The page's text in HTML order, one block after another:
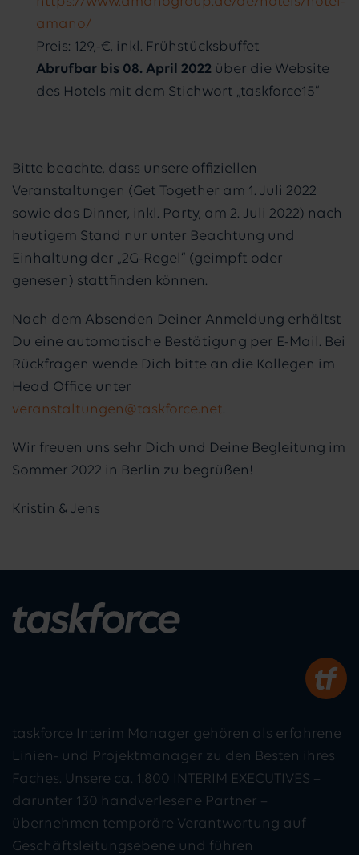
amano/
Preis: 129,-€, inkl. Frühstücksbuffet
Abrufbar bis 08. April 2022 über die Website
des Hotels mit dem Stichwort „taskforce15“
Bitte beachte, dass unsere offiziellen
Veranstaltungen (Get Together am 1. Juli 2022
sowie das Dinner, inkl. Party, am 2. Juli 2022) nach
heutigem Stand nur unter Beachtung und
Einhaltung der „2G-Regel“ (geimpft oder
genesen) stattfinden können.
Nach dem Absenden Deiner Anmeldung erhältst
Du eine automatische Bestätigung per E-Mail. Bei
Rückfragen wende Dich bitte an die Kollegen im
Head Office unter
veranstaltungen@taskforce.net.
Wir freuen uns sehr Dich und Deine Begleitung im
Sommer 2022 in Berlin zu begrüßen!
Kristin & Jens
taskforce Interim Manager gehören als erfahrene
Linien- und Projektmanager zu den Besten ihres
Faches. Unsere ca. 1.800 INTERIM EXECUTIVES –
darunter 130 handverlesene Partner –
übernehmen temporäre Verantwortung auf
Geschäftsleitungsebene und führen